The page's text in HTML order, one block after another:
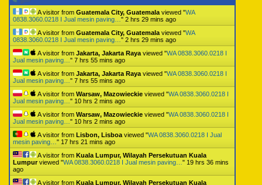
A visitor from Guatemala City, Guatemala viewed "WA
0838.3060.0218 I Jual mesin paving… " 2 hrs 29 mins ago
A visitor from Guatemala City, Guatemala viewed "WA
0838.3060.0218 I Jual mesin paving… " 2 hrs 29 mins ago
A visitor from Jakarta, Jakarta Raya viewed "WA 0838.3060.0218 I
Jual mesin paving… " 7 hrs 55 mins ago
A visitor from Jakarta, Jakarta Raya viewed "WA 0838.3060.0218 I
Jual mesin paving… " 7 hrs 55 mins ago
A visitor from Warsaw, Mazowieckie viewed "WA 0838.3060.0218 I
Jual mesin paving… " 10 hrs 2 mins ago
A visitor from Warsaw, Mazowieckie viewed "WA 0838.3060.0218 I
Jual mesin paving… " 10 hrs 2 mins ago
A visitor from Lisbon, Lisboa viewed "WA 0838.3060.0218 I Jual
mesin paving… " 17 hrs 21 mins ago
A visitor from Kuala Lumpur, Wilayah Persekutuan Kuala
Lumpurviewed "WA 0838.3060.0218 I Jual mesin paving… " 19 hrs 36 mins
ago
A visitor from Kuala Lumpur, Wilayah Persekutuan Kuala